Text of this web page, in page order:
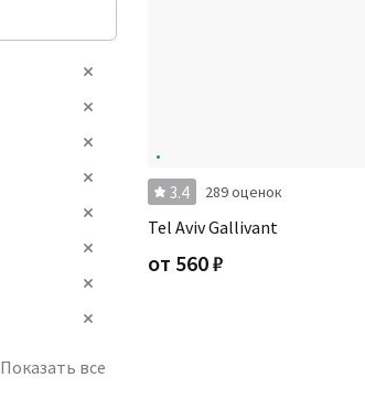
Показать все
3.4 289 оценок
Tel Aviv Gallivant
от 560₽